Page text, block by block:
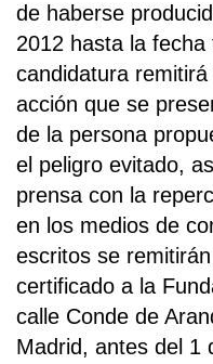
de haberse
2012 hasta la
candidatura
acción que se
de la persona
el peligro evitado,
prensa con la
en los medios de
escritos se
certificado a la
calle Conde de
Madrid, antes del 1